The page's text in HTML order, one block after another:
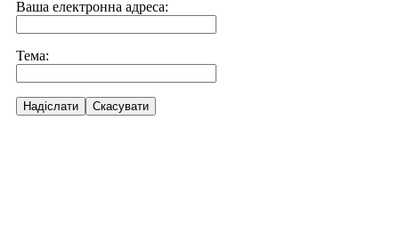
Ваша електронна адреса:
Тема:
Надіслати Скасувати